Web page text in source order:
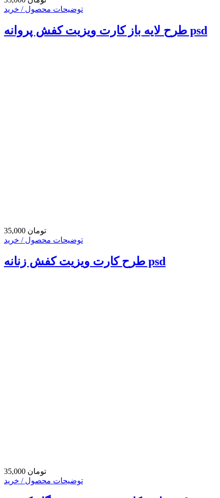
توضیحات محصول / خرید
طرح لایه باز کارت ویزیت کفش پروانه psd
35,000 تومان
توضیحات محصول / خرید
طرح کارت ویزیت کفش زنانه psd
35,000 تومان
توضیحات محصول / خرید